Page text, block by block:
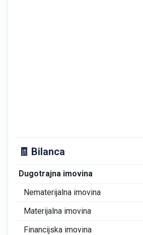
🧾 Bilanca
Dugotrajna imovina
Nematerijalna imovina
Materijalna imovina
Financijska imovina